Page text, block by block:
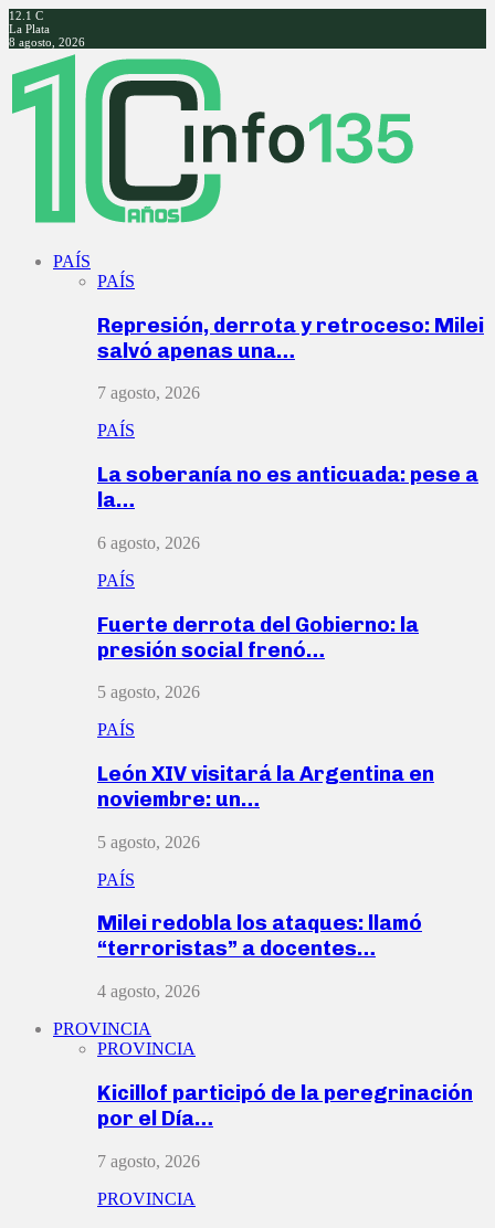
12.1 C
La Plata
8 agosto, 2026
Facebook
Twitter
Instagram
Youtube
PAÍS
PAÍS
Represión, derrota y retroceso: Milei
salvó apenas una…
7 agosto, 2026
PAÍS
La soberanía no es anticuada: pese a
la…
6 agosto, 2026
PAÍS
Fuerte derrota del Gobierno: la
presión social frenó…
5 agosto, 2026
PAÍS
León XIV visitará la Argentina en
noviembre: un…
5 agosto, 2026
PAÍS
Milei redobla los ataques: llamó
“terroristas” a docentes…
4 agosto, 2026
PROVINCIA
PROVINCIA
Kicillof participó de la peregrinación
por el Día…
7 agosto, 2026
PROVINCIA